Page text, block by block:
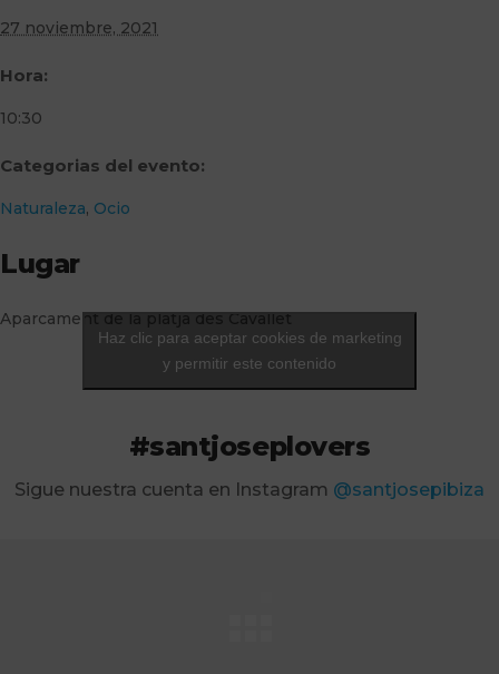
27 noviembre, 2021
Hora:
10:30
Categorias del evento:
Naturaleza, Ocio
Lugar
Aparcament de la platja des Cavallet
Haz clic para aceptar cookies de marketing
y permitir este contenido
#santjoseplovers
Sigue nuestra cuenta en Instagram @santjosepibiza